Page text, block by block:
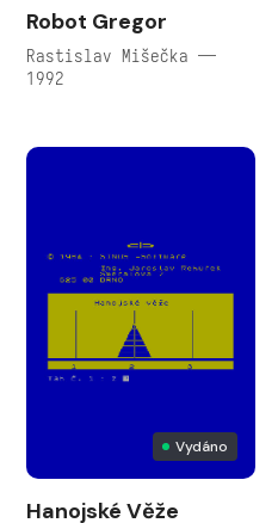
Robot Gregor
Rastislav Mišečka —
1992
Vydáno
Hanojské Věže